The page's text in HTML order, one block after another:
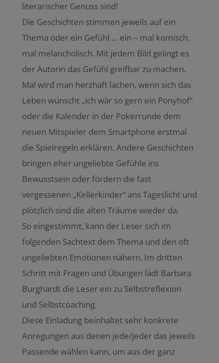
literarischer Genuss sind!
Die Geschichten stimmen jeweils auf ein
Thema oder ein Gefühl … ein – mal komisch,
mal melancholisch. Mit jedem Bild gelingt es
der Autorin das Gefühl greifbar zu machen.
Mal wird man herzhaft lachen, wenn sich das
Leben wünscht „ich wär so gern ein Ponyhof“
oder die Kalender in der Pokerrunde dem
neuen Mitspieler dem Smartphone erstmal
die Spielregeln erklären. Andere Geschichten
bringen eher ungeliebte Gefühle ins
Bewusstsein oder fördern die fast
vergessenen „Kellerkinder“ ans Tageslicht und
plötzlich sind die alten Träume wieder da.
So eingestimmt, kann der Leser sich im
folgenden Sachtext dem Thema und den oft
ungeliebten Emotionen nähern. Im dritten
Schritt mit Fragen und Übungen lädt Barbara
Burghardt die Leser ein zu Selbstreflexion
und Selbstcoaching.
Diese Einladung beinhaltet sehr konkrete
Anregungen aus denen jede/jeder das jeweils
Passende wählen kann, um aus der ganz